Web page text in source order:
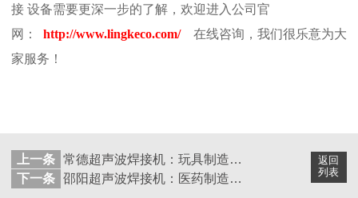
接 设备需要更深一步的了解，欢迎进入公司官
网：
http://www.lingkeco.com/
在线咨询，我们很乐意为大
家服务！
返回
列表
上一条
常德超声波焊接机：玩具制造的得力助手
下一条
邵阳超声波焊接机：医药制造工业的得力助手